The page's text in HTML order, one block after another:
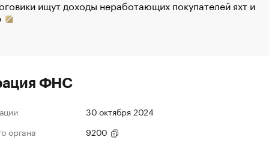
ищут доходы неработающих покупателей яхт и
ФНС
30 октября 2024
органа
9200